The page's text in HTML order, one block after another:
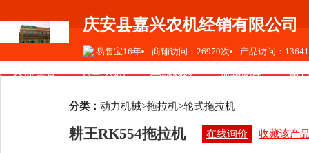
庆安县嘉兴农机经销有限公司
易售宝16年 商铺访问：26970次 产品访问：
全部产品 公司介绍 营销网络 视频图集 用
分类： 动力机械>拖拉机>轮式拖拉机
耕王RK554拖拉机 在线询价 收藏该产